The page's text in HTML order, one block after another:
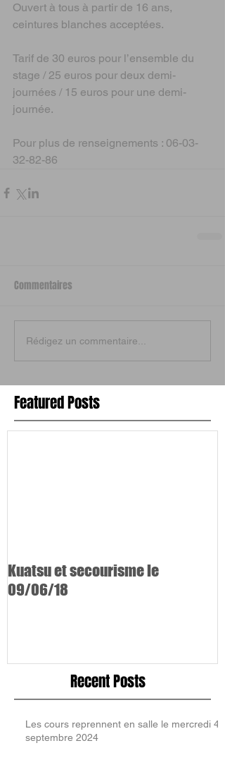
Ouvert à tous à partir de 16 ans,
ceintures blanches acceptées.
Tarif de 30 euros pour l’ensemble du
stage / 25 euros pour deux demi-
journées / 15 euros pour une demi-
journée.
Pour plus de renseignements : 06-03-
32-82-86
Commentaires
Rédigez un commentaire...
Featured Posts
Kuatsu et secourisme le
09/06/18
Recent Posts
Les cours reprennent en salle le mercredi 4
septembre 2024